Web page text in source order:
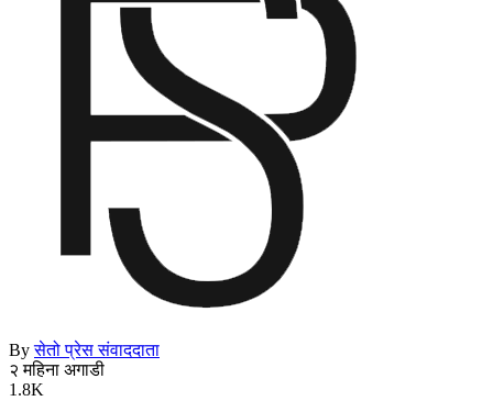
Byसेतो प्रेस संवाददाता
२ महिना अगाडी
1.8K